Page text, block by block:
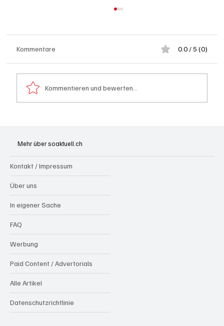
Kommentare 0.0 / 5 (0)
Kommentieren und bewerten...
Mehr über soaktuell.ch
Kontakt / Impressum
Über uns
In eigener Sache
FAQ
Werbung
Paid Content / Advertorials
Alle Artikel
Datenschutzrichtlinie